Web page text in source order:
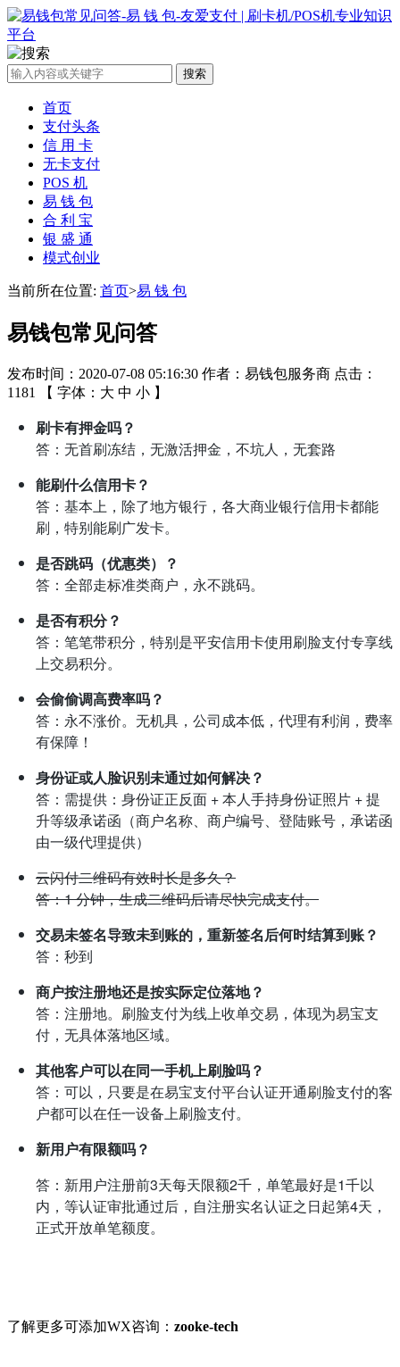
搜索
首页
支付头条
信 用 卡
无卡支付
POS 机
易 钱 包
合 利 宝
银 盛 通
模式创业
当前所在位置: 首页>易 钱 包
易钱包常见问答
发布时间：2020-07-08 05:16:30 作者：易钱包服务商 点击：
1181 【 字体： 大 中 小 】
刷卡有押金吗？
答：无首刷冻结，无激活押金，不坑人，无套路
能刷什么信用卡？
答：基本上，除了地方银行，各大商业银行信用卡都能
刷，特别能刷广发卡。
是否跳码（优惠类）？
答：全部走标准类商户，永不跳码。
是否有积分？
答：笔笔带积分，特别是平安信用卡使用刷脸支付专享线
上交易积分。
会偷偷调高费率吗？
答：永不涨价。无机具，公司成本低，代理有利润，费率
有保障！
身份证或人脸识别未通过如何解决？
答：需提供：身份证正反面 + 本人手持身份证照片 + 提
升等级承诺函（商户名称、商户编号、登陆账号，承诺函
由一级代理提供）
云闪付二维码有效时长是多久？
答：1 分钟，生成二维码后请尽快完成支付。
交易未签名导致未到账的，重新签名后何时结算到账？
答：秒到
商户按注册地还是按实际定位落地？
答：注册地。刷脸支付为线上收单交易，体现为易宝支
付，无具体落地区域。
其他客户可以在同一手机上刷脸吗？
答：可以，只要是在易宝支付平台认证开通刷脸支付的客
户都可以在任一设备上刷脸支付。
新用户有限额吗？
答：新用户注册前3天每天限额2千，单笔最好是1千以
内，等认证审批通过后，自注册实名认证之日起第4天，
正式开放单笔额度。
了解更多可添加WX咨询： zooke-tech